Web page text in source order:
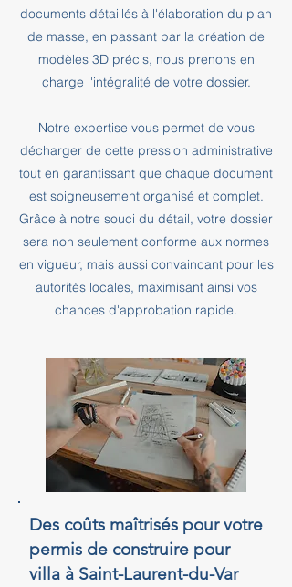
documents détaillés à l'élaboration du plan
de masse, en passant par la création de
modèles 3D précis, nous prenons en
charge l'intégralité de votre dossier.
Notre expertise vous permet de vous
décharger de cette pression administrative
tout en garantissant que chaque document
est soigneusement organisé et complet.
Grâce à notre souci du détail, votre dossier
sera non seulement conforme aux normes
en vigueur, mais aussi convaincant pour les
autorités locales, maximisant ainsi vos
chances d'approbation rapide.
Des coûts maîtrisés pour votre
permis de construire pour
villa à Saint-Laurent-du-Var